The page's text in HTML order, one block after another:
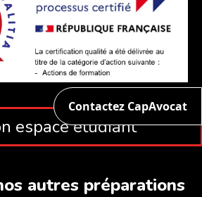
espace étudiant
autres préparations
Contactez CapAvocat